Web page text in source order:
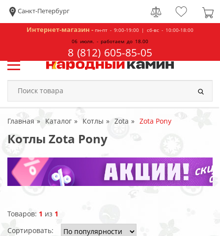
Санкт-Петербург
Интернет-магазин - пн-пт - 9:00-19:00 | сб-вс - 10:00-18:00
06 июля. - работаем до 18.00
8 (812) 605-85-05
Главная Каталог Котлы Zota Zota Pony
Котлы Zota Pony
Товаров: 1 из 1
Сортировать: